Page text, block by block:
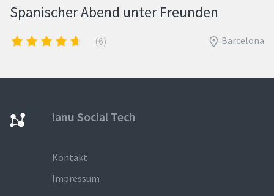
Spanischer Abend unter Freunden
(6) Barcelona
ianu Social Tech
Kontakt
Impressum